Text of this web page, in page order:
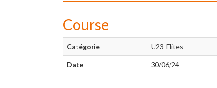
Course
Catégorie U23-Elites
Date 30/06/24